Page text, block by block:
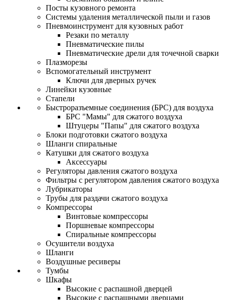
Посты кузовного ремонта
Системы удаления металлической пыли и газов
Пневмоинструмент для кузовных работ
Резаки по металлу
Пневматические пилы
Пневматические дрели для точечной сварки
Плазморезы
Вспомогательный инструмент
Ключи для дверных ручек
Линейки кузовные
Стапели
Быстроразъемные соединения (БРС) для воздуха
БРС "Мамы" для сжатого воздуха
Штуцеры "Папы" для сжатого воздуха
Блоки подготовки сжатого воздуха
Шланги спиральные
Катушки для сжатого воздуха
Аксессуары
Регуляторы давления сжатого воздуха
Фильтры с регулятором давления сжатого воздуха
Лубрикаторы
Трубы для раздачи сжатого воздуха
Компрессоры
Винтовые компрессоры
Поршневые компрессоры
Спиральные компрессоры
Осушители воздуха
Шланги
Воздушные ресиверы
Тумбы
Шкафы
Высокие с распашной дверцей
Высокие с распашными дверцами